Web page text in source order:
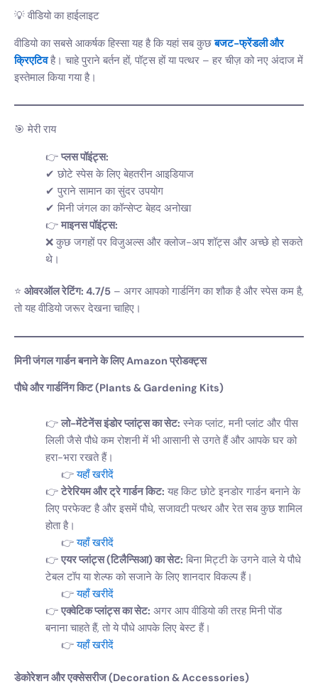
💡 वीडियो का हाईलाइट
वीडियो का सबसे आकर्षक हिस्सा यह है कि यहां सब कुछबजट-फ्रेंडली और
क्रिएटिवहै। चाहे पुराने बर्तन हों, पॉट्स हों या पत्थर – हर चीज़ को नए अंदाज में
इस्तेमाल किया गया है।
🎯 मेरी राय
प्लस पॉइंट्स:
✔ छोटे स्पेस के लिए बेहतरीन आइडियाज
✔ पुराने सामान का सुंदर उपयोग
✔ मिनी जंगल का कॉन्सेप्ट बेहद अनोखा
माइनस पॉइंट्स:
❌ कुछ जगहों पर विजुअल्स और क्लोज-अप शॉट्स और अच्छे हो सकते
थे।
⭐ ओवरऑल रेटिंग: 4.7/5 – अगर आपको गार्डनिंग का शौक है और स्पेस कम है,
तो यह वीडियो जरूर देखना चाहिए।
मिनी जंगल गार्डन बनाने के लिए Amazon प्रोडक्ट्स
पौधे और गार्डनिंग किट (Plants & Gardening Kits)
लो-मेंटेनेंस इंडोर प्लांट्स का सेट: स्नेक प्लांट, मनी प्लांट और पीस
लिली जैसे पौधे कम रोशनी में भी आसानी से उगते हैं और आपके घर को
हरा-भरा रखते हैं।
यहाँ खरीदें
टेरेरियम और ट्रे गार्डन किट: यह किट छोटे इनडोर गार्डन बनाने के
लिए परफेक्ट है और इसमें पौधे, सजावटी पत्थर और रेत सब कुछ शामिल
होता है।
यहाँ खरीदें
एयर प्लांट्स (टिलैन्सिआ) का सेट: बिना मिट्टी के उगने वाले ये पौधे
टेबल टॉप या शेल्फ को सजाने के लिए शानदार विकल्प हैं।
यहाँ खरीदें
एक्वेटिक प्लांट्स का सेट: अगर आप वीडियो की तरह मिनी पोंड
बनाना चाहते हैं, तो ये पौधे आपके लिए बेस्ट हैं।
यहाँ खरीदें
डेकोरेशन और एक्सेसरीज (Decoration & Accessories)